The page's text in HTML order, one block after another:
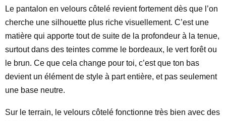
Le pantalon en velours côtelé revient fortement dès que l’on
cherche une silhouette plus riche visuellement. C’est une
matière qui apporte tout de suite de la profondeur à la tenue,
surtout dans des teintes comme le bordeaux, le vert forêt ou
le brun. Ce que cela change pour toi, c’est que ton bas
devient un élément de style à part entière, et pas seulement
une base neutre.
Sur le terrain, le velours côtelé fonctionne très bien avec des